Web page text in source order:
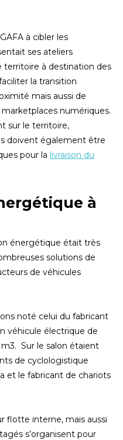
à cibler les
ses ateliers
à destination des
la transition
mais aussi de
numériques.
sur le territoire,
doivent également être
pour la livraison du
à
énergétique était très
solutions de
de véhicules
noté celui du fabricant
véhicule électrique de
m3. Sur le salon étaient
de cyclologistique
et le fabricant de chariots
flotte interne, mais aussi
s’organisent pour